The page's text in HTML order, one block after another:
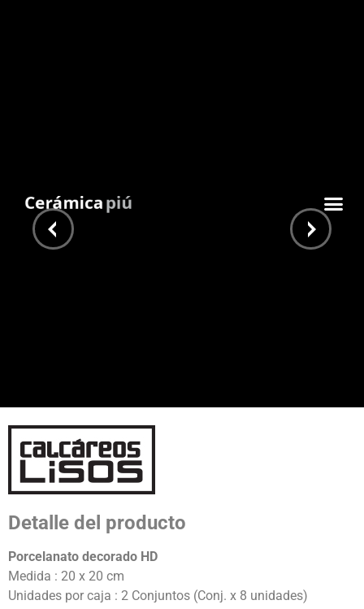
Detalle del producto
Porcelanato decorado HD
Medida : 20 x 20 cm
Unidades por caja : 2 Conjuntos (Conj. x 8 unidades)